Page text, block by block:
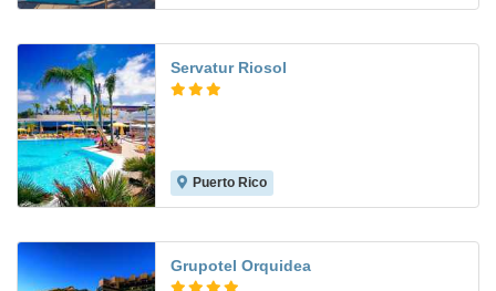
Servatur Riosol
Puerto Rico
Grupotel Orquidea